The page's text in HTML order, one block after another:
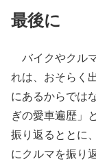
最後に
バイクやクル
れは、おそらく
にあるからでは
ぎの愛車遍歴」
振り返るととに
にクルマを振り